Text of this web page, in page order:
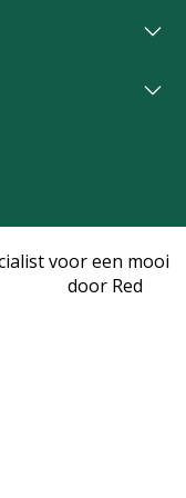
voor een mooi
door Red